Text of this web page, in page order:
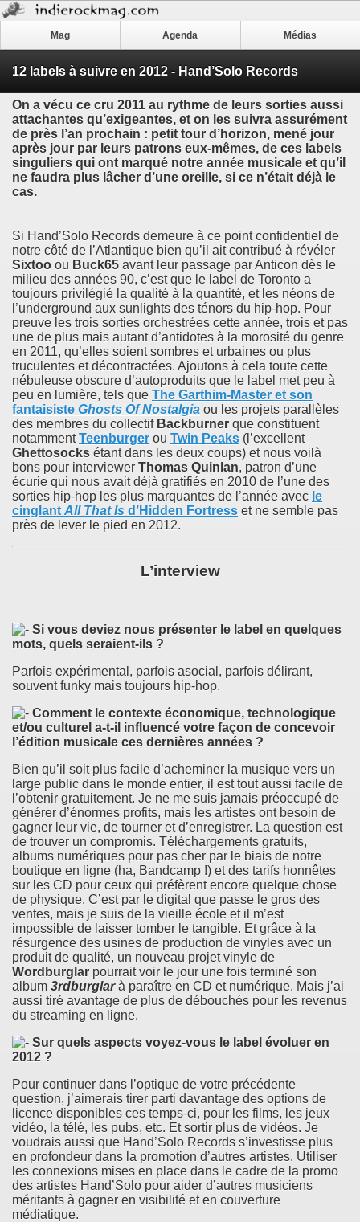
Mag Agenda Médias
12 labels à suivre en 2012 - Hand’Solo Records
On a vécu ce cru 2011 au rythme de leurs sorties aussi
attachantes qu’exigeantes, et on les suivra assurément
de près l’an prochain : petit tour d’horizon, mené jour
après jour par leurs patrons eux-mêmes, de ces labels
singuliers qui ont marqué notre année musicale et qu’il
ne faudra plus lâcher d’une oreille, si ce n’était déjà le
cas.
Si Hand’Solo Records demeure à ce point confidentiel de
notre côté de l’Atlantique bien qu’il ait contribué à révéler
Sixtoo ou Buck65 avant leur passage par Anticon dès le
milieu des années 90, c’est que le label de Toronto a
toujours privilégié la qualité à la quantité, et les néons de
l’underground aux sunlights des ténors du hip-hop. Pour
preuve les trois sorties orchestrées cette année, trois et pas
une de plus mais autant d’antidotes à la morosité du genre
en 2011, qu’elles soient sombres et urbaines ou plus
truculentes et décontractées. Ajoutons à cela toute cette
nébuleuse obscure d’autoproduits que le label met peu à
peu en lumière, tels que The Garthim-Master et son
fantaisiste Ghosts Of Nostalgia ou les projets parallèles
des membres du collectif Backburner que constituent
notammentTeenburger ou Twin Peaks (l’excellent
Ghettosocks étant dans les deux coups) et nous voilà
bons pour interviewer Thomas Quinlan, patron d’une
écurie qui nous avait déjà gratifiés en 2010 de l’une des
sorties hip-hop les plus marquantes de l’année avec le
cinglant All That Is d’Hidden Fortress et ne semble pas
près de lever le pied en 2012.
L’interview
Si vous deviez nous présenter le label en quelques
mots, quels seraient-ils ?
Parfois expérimental, parfois asocial, parfois délirant,
souvent funky mais toujours hip-hop.
Comment le contexte économique, technologique
et/ou culturel a-t-il influencé votre façon de concevoir
l’édition musicale ces dernières années ?
Bien qu’il soit plus facile d’acheminer la musique vers un
large public dans le monde entier, il est tout aussi facile de
l’obtenir gratuitement. Je ne me suis jamais préoccupé de
générer d’énormes profits, mais les artistes ont besoin de
gagner leur vie, de tourner et d’enregistrer. La question est
de trouver un compromis. Téléchargements gratuits,
albums numériques pour pas cher par le biais de notre
boutique en ligne (ha, Bandcamp !) et des tarifs honnêtes
sur les CD pour ceux qui préfèrent encore quelque chose
de physique. C’est par le digital que passe le gros des
ventes, mais je suis de la vieille école et il m’est
impossible de laisser tomber le tangible. Et grâce à la
résurgence des usines de production de vinyles avec un
produit de qualité, un nouveau projet vinyle de
Wordburglar pourrait voir le jour une fois terminé son
album 3rdburglar à paraître en CD et numérique. Mais j’ai
aussi tiré avantage de plus de débouchés pour les revenus
du streaming en ligne.
Sur quels aspects voyez-vous le label évoluer en
2012 ?
Pour continuer dans l’optique de votre précédente
question, j’aimerais tirer parti davantage des options de
licence disponibles ces temps-ci, pour les films, les jeux
vidéo, la télé, les pubs, etc. Et sortir plus de vidéos. Je
voudrais aussi que Hand’Solo Records s’investisse plus
en profondeur dans la promotion d’autres artistes. Utiliser
les connexions mises en place dans le cadre de la promo
des artistes Hand’Solo pour aider d’autres musiciens
méritants à gagner en visibilité et en couverture
médiatique.